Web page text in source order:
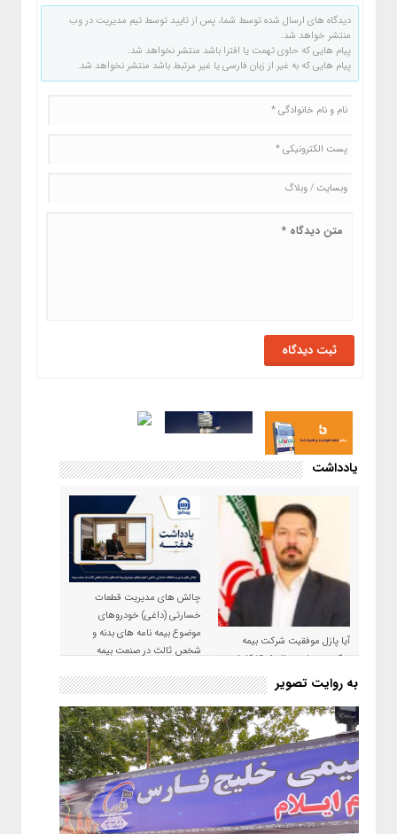
دیدگاه های ارسال شده توسط شما، پس از تایید توسط تیم مدیریت در وب
منتشر خواهد شد.
پیام هایی که حاوی تهمت یا افترا باشد منتشر نخواهد شد.
پیام هایی که به غیر از زبان فارسی یا غیر مرتبط باشد منتشر نخواهد شد.
یادداشت
آیا پازل موفقیت شرکت بیمه
حکمت صبا در سال ۱۴۰۵ کامل می
شود؟!
چالش های مدیریت قطعات
خسارتی (داغی) خودروهای
موضوع بیمه نامه های بدنه و
شخص ثالث در صنعت بیمه
به روایت تصویر